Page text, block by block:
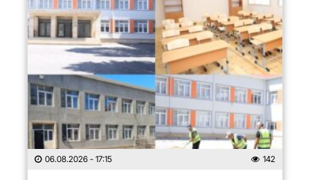
06.08.2026 - 17:15 142